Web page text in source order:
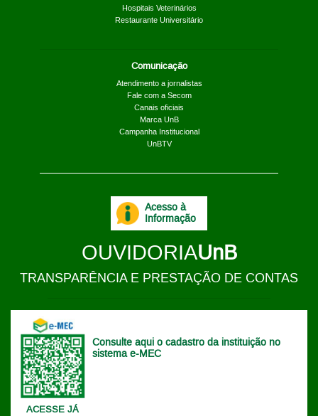
Hospitais Veterinários
Restaurante Universitário
Comunicação
Atendimento a jornalistas
Fale com a Secom
Canais oficiais
Marca UnB
Campanha Institucional
UnBTV
ACESSE JÁ
Consulte aqui o cadastro da instituição no
sistema e-MEC
Acesso à
Informação
OUVIDORIAUnB
TRANSPARÊNCIA E PRESTAÇÃO DE CONTAS